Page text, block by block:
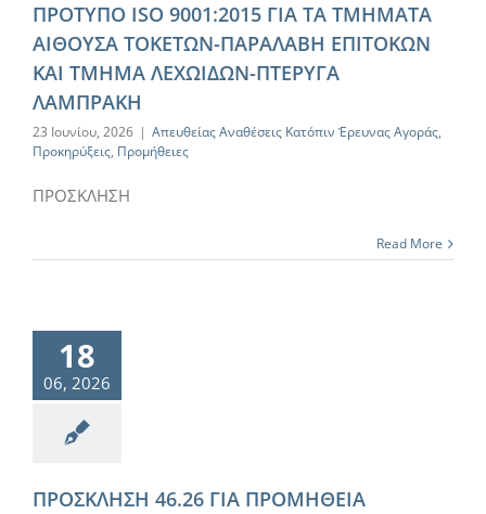
ΠΡΟΤΥΠΟ ISO 9001:2015 ΓΙΑ ΤΑ ΤΜΗΜΑΤΑ
ΑΙΘΟΥΣΑ ΤΟΚΕΤΩΝ-ΠΑΡΑΛΑΒΗ ΕΠΙΤΟΚΩΝ
ΚΑΙ ΤΜΗΜΑ ΛΕΧΩΙΔΩΝ-ΠΤΕΡΥΓΑ
ΛΑΜΠΡΑΚΗ
23 Ιουνίου, 2026 | Απευθείας Αναθέσεις Κατόπιν Έρευνας Αγοράς,
Προκηρύξεις, Προμήθειες
ΠΡΟΣΚΛΗΣΗ
Read More
18
06, 2026
ΠΡΟΣΚΛΗΣΗ 46.26 ΓΙΑ ΠΡΟΜΗΘΕΙΑ